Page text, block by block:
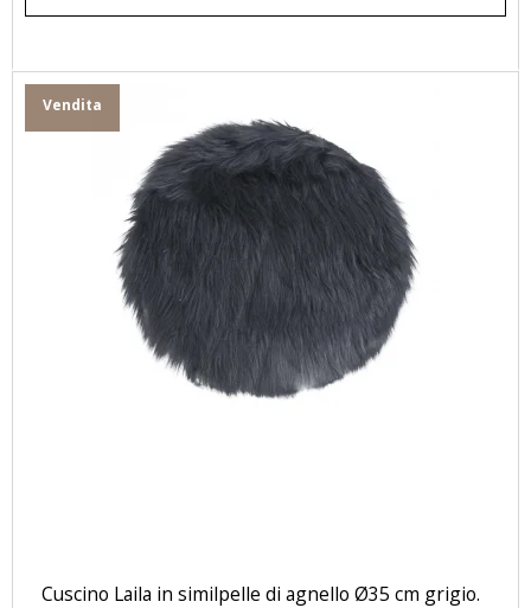
Vendita
Cuscino Laila in similpelle di agnello Ø35 cm grigio.